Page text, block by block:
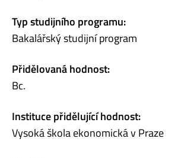
Typ studijního programu:
Bakalářský studijní program
Přidělovaná hodnost:
Bc.
Instituce přidělující hodnost:
Vysoká škola ekonomická v Praze